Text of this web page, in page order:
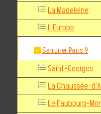
La Madeleine
L'Europe
Serrurier Paris 9
Saint-Georges
La Chaussée-
Le Faubourg-